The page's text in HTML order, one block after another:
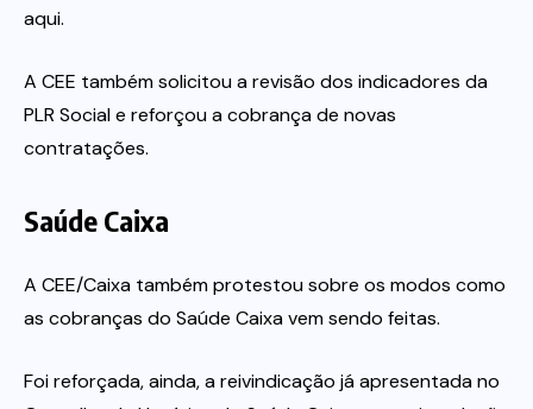
aqui.
A CEE também solicitou a revisão dos indicadores da
PLR Social e reforçou a cobrança de novas
contratações.
Saúde Caixa
A CEE/Caixa também protestou sobre os modos como
as cobranças do Saúde Caixa vem sendo feitas.
Foi reforçada, ainda, a reivindicação já apresentada no